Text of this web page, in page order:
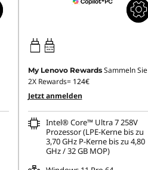
65W-100W
USB PD
My Lenovo Rewards Sammeln Sie
2X Rewards= 124€
Jetzt anmelden
Intel® Core™ Ultra 7 258V
Prozessor (LPE-Kerne bis zu
3,70 GHz P-Kerne bis zu 4,80
GHz / 32 GB MOP)